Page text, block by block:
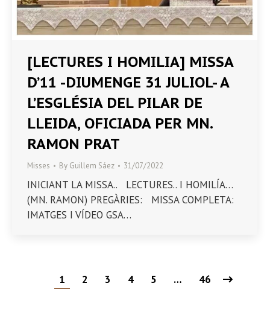
[LECTURES I HOMILIA] MISSA
D’11 -DIUMENGE 31 JULIOL- A
L’ESGLÉSIA DEL PILAR DE
LLEIDA, OFICIADA PER MN.
RAMON PRAT
Misses By Guillem Sáez 31/07/2022
INICIANT LA MISSA.. LECTURES.. I HOMILÍA…
(MN. RAMON) PREGÀRIES: MISSA COMPLETA:
IMATGES I VÍDEO GSA…
1 2 3 4 5 … 46